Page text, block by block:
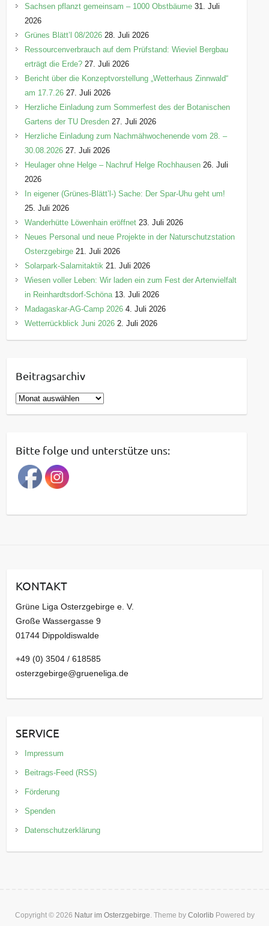
r
e
n
Sachsen pflanzt gemeinsam – 1000 Obstbäume 31. Juli
2026
Grünes Blätt’l 08/2026 28. Juli 2026
Ressourcenverbrauch auf dem Prüfstand: Wieviel Bergbau
erträgt die Erde? 27. Juli 2026
Bericht über die Konzeptvorstellung „Wetterhaus Zinnwald“
am 17.7.26 27. Juli 2026
Herzliche Einladung zum Sommerfest des der Botanischen
Gartens der TU Dresden 27. Juli 2026
Herzliche Einladung zum Nachmähwochenende vom 28. –
30.08.2026 27. Juli 2026
Heulager ohne Helge – Nachruf Helge Rochhausen 26. Juli
2026
In eigener (Grünes-Blätt’l-) Sache: Der Spar-Uhu geht um!
25. Juli 2026
Wanderhütte Löwenhain eröffnet 23. Juli 2026
Neues Personal und neue Projekte in der Naturschutzstation
Osterzgebirge 21. Juli 2026
Solarpark-Salamitaktik 21. Juli 2026
Wiesen voller Leben: Wir laden ein zum Fest der Artenvielfalt
in Reinhardtsdorf-Schöna 13. Juli 2026
Madagaskar-AG-Camp 2026 4. Juli 2026
Wetterrückblick Juni 2026 2. Juli 2026
Beitragsarchiv
B
e
r
a
g
a
v
Bitte folge und unterstütze uns:
KONTAKT
Grüne Liga Osterzgebirge e. V.
Große Wassergasse 9
01744 Dippoldiswalde
+49 (0) 3504 / 618585
osterzgebirge@grueneliga.de
SERVICE
Impressum
Beitrags-Feed (RSS)
Förderung
Spenden
Datenschutzerklärung
Copyright © 2026 Natur im Osterzgebirge. Theme by Colorlib Powered by